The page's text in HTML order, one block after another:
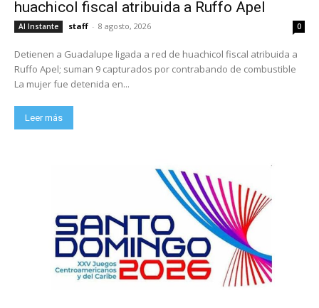
huachicol fiscal atribuida a Ruffo Apel
Al Instante staff - 8 agosto, 2026 0
Detienen a Guadalupe ligada a red de huachicol fiscal atribuida a
Ruffo Apel; suman 9 capturados por contrabando de combustible
La mujer fue detenida en...
Leer más